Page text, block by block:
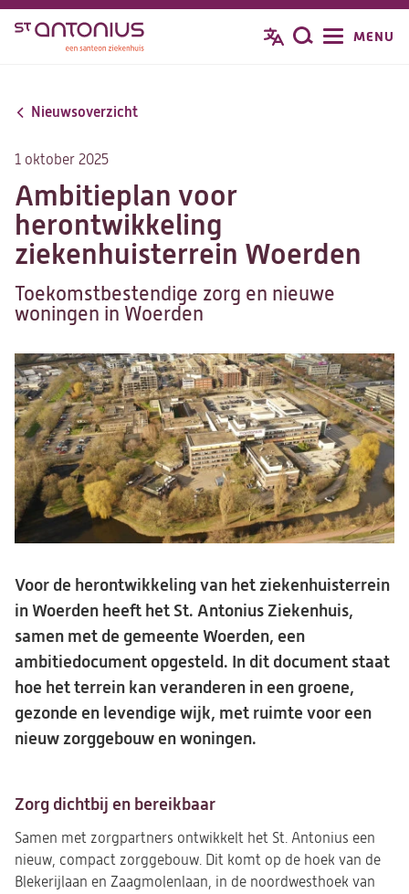
Overslaan
inhoud
Zoeken
MENU
Nieuwsoverzicht
1 oktober 2025
Ambitieplan voor
herontwikkeling
ziekenhuisterrein Woerden
Toekomstbestendige zorg en nieuwe
woningen in Woerden
Voor de herontwikkeling van het ziekenhuisterrein
in Woerden heeft het St. Antonius Ziekenhuis,
samen met de gemeente Woerden, een
ambitiedocument opgesteld. In dit document staat
hoe het terrein kan veranderen in een groene,
gezonde en levendige wijk, met ruimte voor een
nieuw zorggebouw en woningen.
Zorg dichtbij en bereikbaar
Samen met zorgpartners ontwikkelt het St. Antonius een
nieuw, compact zorggebouw. Dit komt op de hoek van de
Blekerijlaan en Zaagmolenlaan, in de noordwesthoek van